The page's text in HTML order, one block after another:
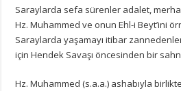
Saraylarda sefa sürenler adalet,
Hz. Muhammed ve onun Ehl-i Beyt’ini
Saraylarda yaşamayı itibar
için Hendek Savaşı öncesinden bir
Hz. Muhammed (s.a.a.) ashabıyla